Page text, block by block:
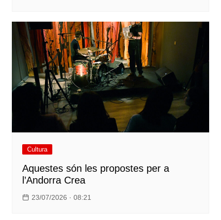
Cultura
Aquestes són les propostes per a
l’Andorra Crea
23/07/2026 · 08:21